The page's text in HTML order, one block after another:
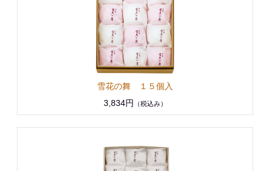
雪花の舞 １５個入
3,834円
（税込み）